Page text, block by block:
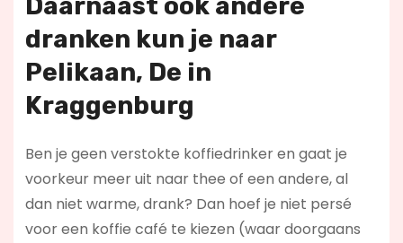
Daarnaast ook andere
dranken kun je naar
Pelikaan, De in
Kraggenburg
Ben je geen verstokte koffiedrinker en gaat je
voorkeur meer uit naar thee of een andere, al
dan niet warme, drank? Dan hoef je niet persé
voor een koffie café te kiezen (waar doorgaans